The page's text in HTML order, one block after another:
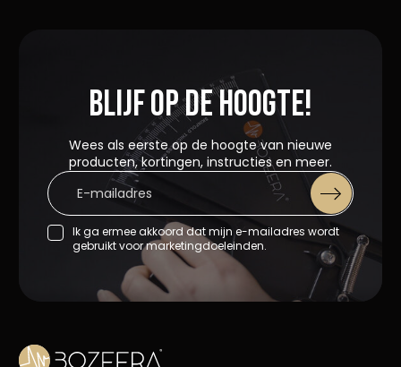
Blijf op de hoogte!
Ik ga ermee akkoord dat mijn e-mailadres wordt
gebruikt voor marketingdoeleinden.
Wees als eerste op de hoogte van nieuwe
producten, kortingen, instructies en meer.